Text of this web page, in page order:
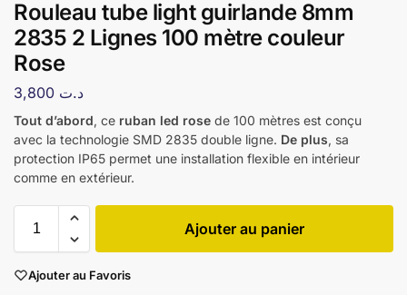
Rouleau tube light guirlande 8mm
2835 2 Lignes 100 mètre couleur
Rose
د.ت
Tout d’abord, ce ruban led rose de 100 mètres est conçu
avec la technologie SMD 2835 double ligne. De plus, sa
protection IP65 permet une installation flexible en intérieur
comme en extérieur.
Ajouter au panier
Ajouter au Favoris